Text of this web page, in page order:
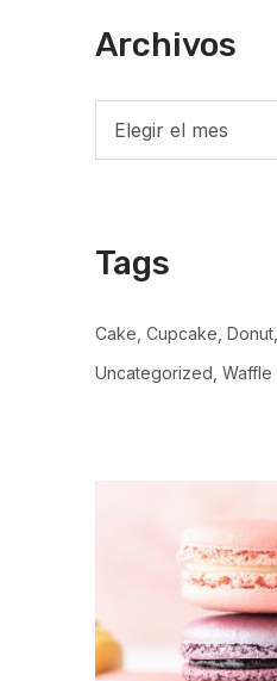
Archivos
Tags
Cake Cupcake Donut
Uncategorized Waffle